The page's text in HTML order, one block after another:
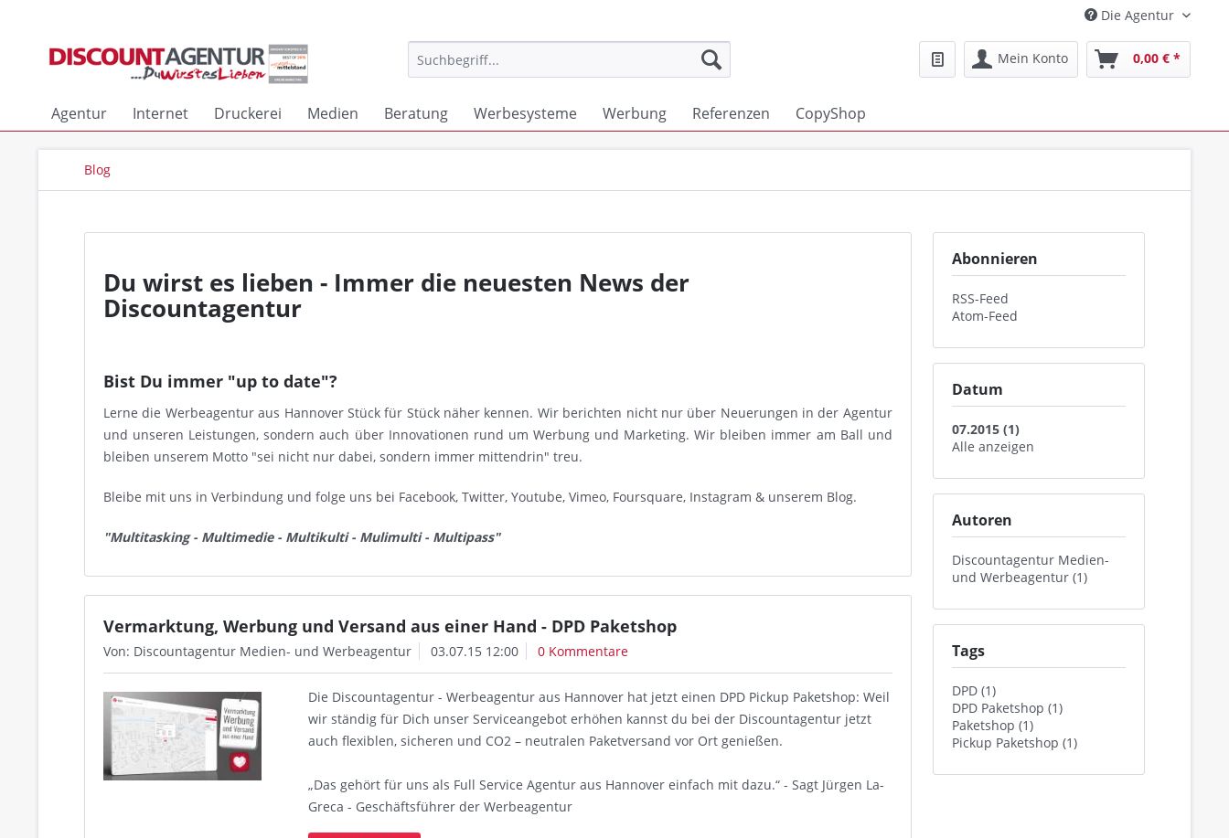
Die Agentur
Mein Konto 0,00 € *
Agentur Internet Druckerei Medien Beratung Werbesysteme Werbung Referenzen CopyShop
Blog
Abonnieren
RSS-Feed
Atom-Feed
Datum
07.2015 (1)
Alle anzeigen
Autoren
Discountagentur Medien-
und Werbeagentur (1)
Tags
DPD (1)
DPD Paketshop (1)
Paketshop (1)
Pickup Paketshop (1)
Du wirst es lieben - Immer die neuesten News der
Discountagentur
Bist Du immer "up to date"?
Lerne die Werbeagentur aus Hannover Stück für Stück näher kennen. Wir berichten nicht nur über Neuerungen in der Agentur
und unseren Leistungen, sondern auch über Innovationen rund um Werbung und Marketing. Wir bleiben immer am Ball und
bleiben unserem Motto "sei nicht nur dabei, sondern immer mittendrin" treu.
Bleibe mit uns in Verbindung und folge uns bei Facebook, Twitter, Youtube, Vimeo, Foursquare, Instagram & unserem Blog.
"Multitasking - Multimedie - Multikulti - Mulimulti - Multipass"
Vermarktung, Werbung und Versand aus einer Hand - DPD Paketshop
Von: Discountagentur Medien- und Werbeagentur 03.07.15 12:00 0 Kommentare
Die Discountagentur - Werbeagentur aus Hannover hat jetzt einen DPD Pickup Paketshop: Weil
wir ständig für Dich unser Serviceangebot erhöhen kannst du bei der Discountagentur jetzt
auch flexiblen, sicheren und CO2 – neutralen Paketversand vor Ort genießen.
„Das gehört für uns als Full Service Agentur aus Hannover einfach mit dazu.“ - Sagt Jürgen La-
Greca - Geschäftsführer der Werbeagentur